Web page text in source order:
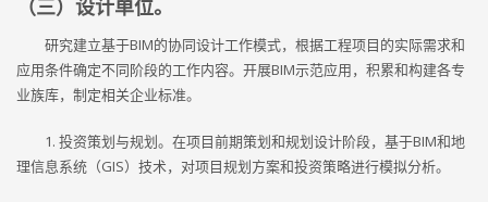
（三）设计单位。
研究建立基于BIM的协同设计工作模式，根据工程项目的实际需求和
应用条件确定不同阶段的工作内容。开展BIM示范应用，积累和构建各专
业族库，制定相关企业标准。
1. 投资策划与规划。在项目前期策划和规划设计阶段，基于BIM和地
理信息系统（GIS）技术，对项目规划方案和投资策略进行模拟分析。